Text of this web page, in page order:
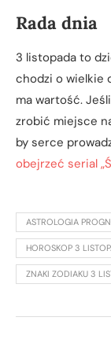
Rada dnia
3 listopada to
chodzi o wielkie
ma wartość.
zrobić miejsce
by serce
obejrzeć serial
ASTROLOGIA
HOROSKOP 3
ZNAKI ZODIAKU 3